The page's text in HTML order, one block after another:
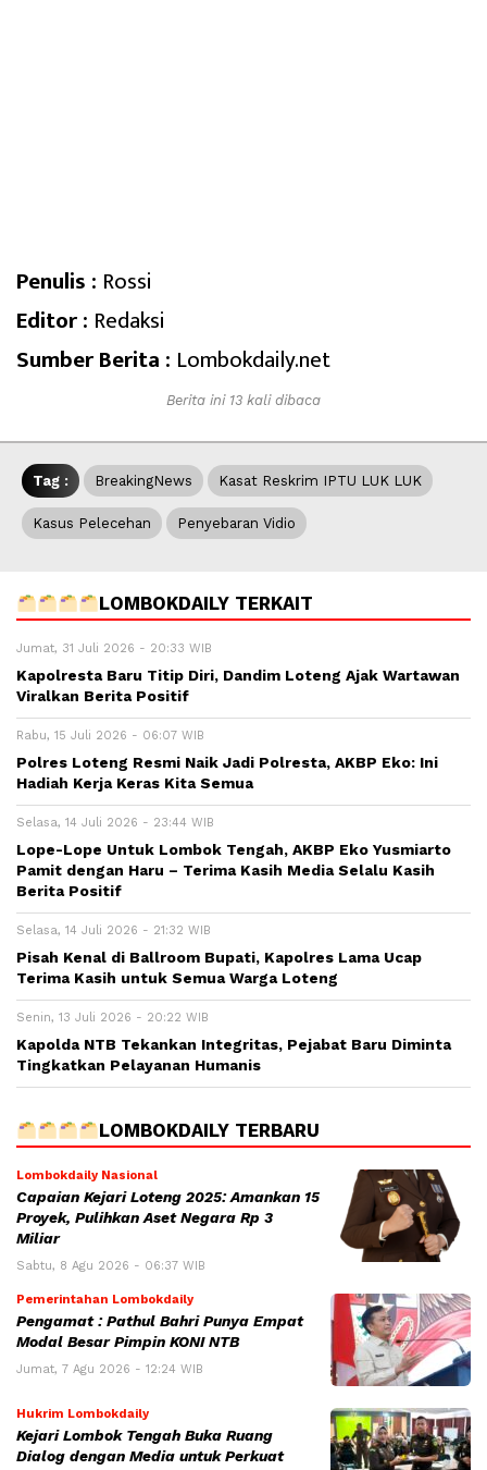
Penulis : Rossi
Editor : Redaksi
Sumber Berita : Lombokdaily.net
Berita ini 13 kali dibaca
Tag : BreakingNews Kasat Reskrim IPTU LUK LUK
Kasus Pelecehan Penyebaran Vidio
LOMBOKDAILY TERKAIT
Jumat, 31 Juli 2026 - 20:33 WIB
Kapolresta Baru Titip Diri, Dandim Loteng Ajak Wartawan
Viralkan Berita Positif
Rabu, 15 Juli 2026 - 06:07 WIB
Polres Loteng Resmi Naik Jadi Polresta, AKBP Eko: Ini
Hadiah Kerja Keras Kita Semua
Selasa, 14 Juli 2026 - 23:44 WIB
Lope-Lope Untuk Lombok Tengah, AKBP Eko Yusmiarto
Pamit dengan Haru – Terima Kasih Media Selalu Kasih
Berita Positif
Selasa, 14 Juli 2026 - 21:32 WIB
Pisah Kenal di Ballroom Bupati, Kapolres Lama Ucap
Terima Kasih untuk Semua Warga Loteng
Senin, 13 Juli 2026 - 20:22 WIB
Kapolda NTB Tekankan Integritas, Pejabat Baru Diminta
Tingkatkan Pelayanan Humanis
LOMBOKDAILY TERBARU
Lombokdaily Nasional
Capaian Kejari Loteng 2025: Amankan 15
Proyek, Pulihkan Aset Negara Rp 3
Miliar
Sabtu, 8 Agu 2026 - 06:37 WIB
Pemerintahan Lombokdaily
Pengamat : Pathul Bahri Punya Empat
Modal Besar Pimpin KONI NTB
Jumat, 7 Agu 2026 - 12:24 WIB
Hukrim Lombokdaily
Kejari Lombok Tengah Buka Ruang
Dialog dengan Media untuk Perkuat